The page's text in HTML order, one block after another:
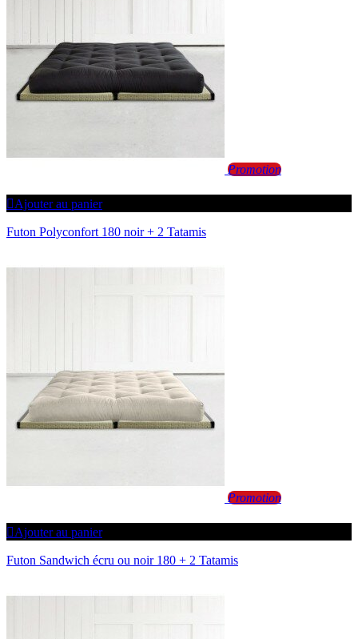
Promotion
Ajouter au panier
Futon Polyconfort 180 noir + 2 Tatamis
Promotion
Ajouter au panier
Futon Sandwich écru ou noir 180 + 2 Tatamis